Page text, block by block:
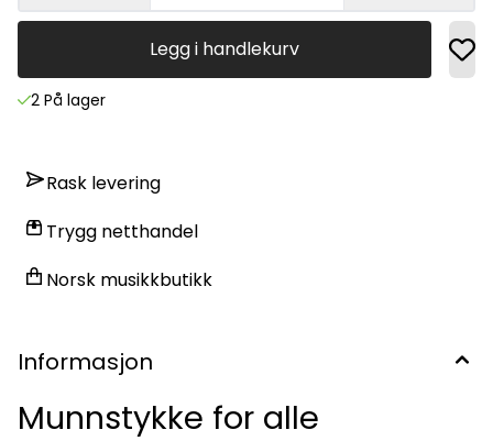
Legg i handlekurv
2 På lager
Rask levering
Trygg netthandel
Norsk musikkbutikk
Informasjon
Munnstykke for alle